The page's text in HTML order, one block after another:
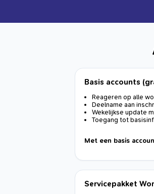
Basis accounts
Reageren op alle
Deelname aan
Wekelijkse update
Toegang tot
Met een basis
Servicepakket